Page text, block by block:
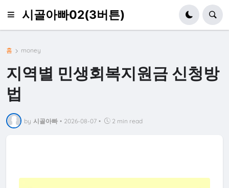
시골아빠02(3버튼)
홈 money
지역별 민생회복지원금 신청방
법
by 시골아빠 • 2026-08-07 • 2 min read